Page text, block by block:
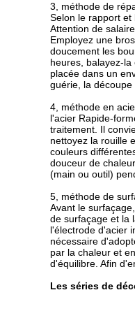
3, méthode de
Selon le rapport et
Attention de
Employez une
doucement les
heures, balayez-
placée dans un
guérie, la
4, méthode en
l'acier Rapide-
traitement. Il
nettoyez la rouille
couleurs
douceur de
(main ou outil)
5, méthode de
Avant le
de surfaçage et la
l'électrode d'acier
nécessaire
par la chaleur et
d'équilibre. Afin
Les séries de